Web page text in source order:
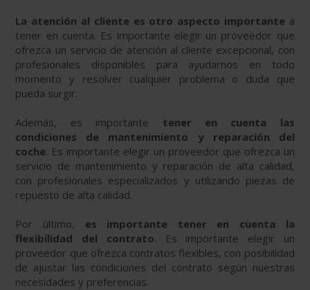
La atención al cliente es otro aspecto importante a
tener en cuenta. Es importante elegir un proveedor que
ofrezca un servicio de atención al cliente excepcional, con
profesionales disponibles para ayudarnos en todo
momento y resolver cualquier problema o duda que
pueda surgir.
Además, es importante tener en cuenta las
condiciones de mantenimiento y reparación del
coche. Es importante elegir un proveedor que ofrezca un
servicio de mantenimiento y reparación de alta calidad,
con profesionales especializados y utilizando piezas de
repuesto de alta calidad.
Por último, es importante tener en cuenta la
flexibilidad del contrato. Es importante elegir un
proveedor que ofrezca contratos flexibles, con posibilidad
de ajustar las condiciones del contrato según nuestras
necesidades y preferencias.